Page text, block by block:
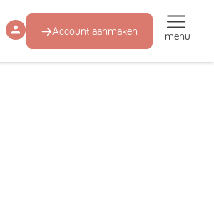
Account aanmaken menu